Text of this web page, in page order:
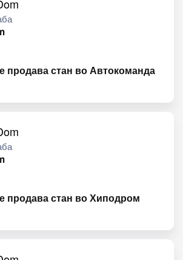
продава стан во Автокоманда
продава стан во Хиподром